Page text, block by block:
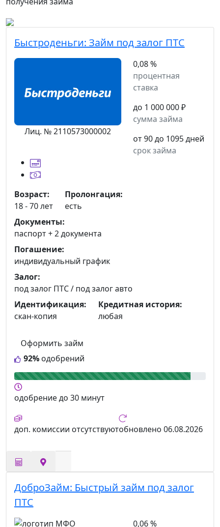
Быстроденьги: Займ под залог ПТС
Лиц. № 2110573000002
0,08 %
процентная
ставка
до 1 000 000 ₽
сумма займа
от 90 до 1095 дней
срок займа
92% одобрений
Оформить займ
Возраст:
18 - 70 лет
Пролонгация:
есть
Документы:
паспорт +2 документа
Погашение:
индивидуальный график
Залог:
под залог ПТС / под залог авто
Идентификация:
скан-копия
Кредитная история:
любая
одобрениедо 30 минут
доп. комиссии отсутствуютобновлено 06.08.2026
ДоброЗайм: Быстрый займ под залог
ПТС
0,06 %